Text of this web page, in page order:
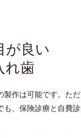
が良い
れ歯
作は可能です。た
も、保険診療と自費